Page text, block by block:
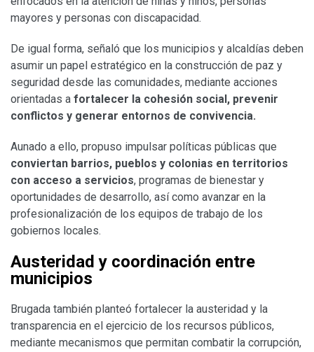
mayores y personas con discapacidad.
De igual forma, señaló que los municipios y alcaldías deben
asumir un papel estratégico en la construcción de paz y
seguridad desde las comunidades, mediante acciones
orientadas a fortalecer la cohesión social, prevenir
conflictos y generar entornos de convivencia.
Aunado a ello, propuso impulsar políticas públicas que
conviertan barrios, pueblos y colonias en territorios
con acceso a servicios, programas de bienestar y
oportunidades de desarrollo, así como avanzar en la
profesionalización de los equipos de trabajo de los
gobiernos locales.
Austeridad y coordinación entre
municipios
Brugada también planteó fortalecer la austeridad y la
transparencia en el ejercicio de los recursos públicos,
mediante mecanismos que permitan combatir la corrupción,